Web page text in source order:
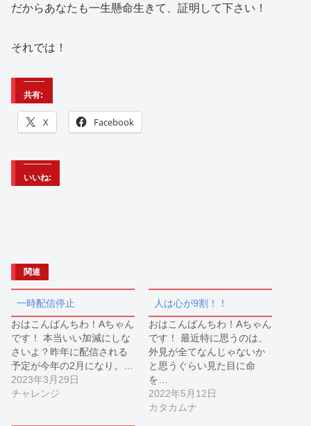
だからあなたも一生懸命生きて、証明して下さい！
それでは！
共有:
X Facebook
いいね:
関連
一時配信停止
おはこんばんちわ！Aちゃん
です！ 本当いい加減にしな
さいよ？昨年に配信される
予定が今年の2月になり。…
2023年3月29日
チャレンジ
人は心が9割！！
おはこんばんちわ！Aちゃん
です！ 最近特に思うのは、
外見が全てなんじゃないか
と思うぐらい見た目に命
を…
2022年5月12日
カタカムナ